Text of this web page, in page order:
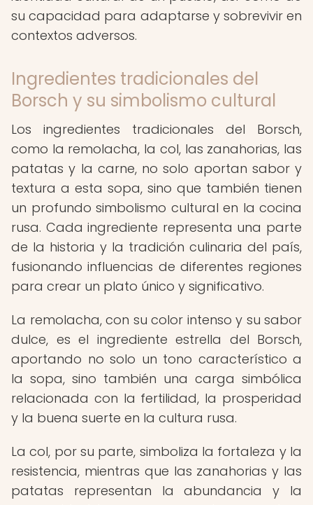
su capacidad para adaptarse y sobrevivir en
contextos adversos.
Ingredientes tradicionales del
Borsch y su simbolismo cultural
Los ingredientes tradicionales del Borsch,
como la remolacha, la col, las zanahorias, las
patatas y la carne, no solo aportan sabor y
textura a esta sopa, sino que también tienen
un profundo simbolismo cultural en la cocina
rusa. Cada ingrediente representa una parte
de la historia y la tradición culinaria del país,
fusionando influencias de diferentes regiones
para crear un plato único y significativo.
La remolacha, con su color intenso y su sabor
dulce, es el ingrediente estrella del Borsch,
aportando no solo un tono característico a
la sopa, sino también una carga simbólica
relacionada con la fertilidad, la prosperidad
y la buena suerte en la cultura rusa.
La col, por su parte, simboliza la fortaleza y la
resistencia, mientras que las zanahorias y las
patatas representan la abundancia y la